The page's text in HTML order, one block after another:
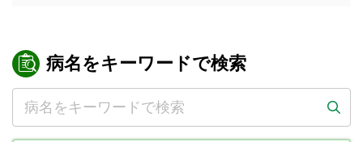
病名をキーワードで検索